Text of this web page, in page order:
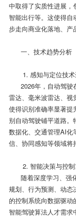
中取得了实质性进展，
智能出行等。这使得自
步走向商业化落地、产
一、技术趋势分析
1. 感知与定位技
2026年，自动驾
雷达、毫米波雷达、
使得识别准确率显著提
别自动驾驶铺平道路。
数据化、交通管理AI化
信、协同感知等领域将
2. 智能决策与控
随着深度学习、强
规划、行为预测、动态
的控制系统向数据驱
智能驾驶算法人才需求